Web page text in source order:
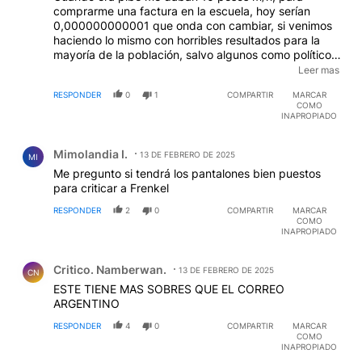
comprarme una factura en la escuela, hoy serían
0,000000000001 que onda con cambiar, si venimos
haciendo lo mismo con horribles resultados para la
mayoría de la población, salvo algunos como políticos,
"empresarios cazadores en el zoologico", econo.....y
dando pronósticos que vienen de la mentira y/o
Leer mas
RESPONDER 0 1 COMPARTIR
MARCAR
COMO
INAPROPIADO
MI Mimolandia I. 13 DE FEBRERO DE 2025
Me pregunto si tendrá los pantalones bien puestos
para criticar a Frenkel
RESPONDER 2 0 COMPARTIR
MARCAR
COMO
INAPROPIADO
CN Critico. Namberwan. 13 DE FEBRERO DE 2025
ESTE TIENE MAS SOBRES QUE EL CORREO
ARGENTINO
RESPONDER 4 0 COMPARTIR
MARCAR
COMO
INAPROPIADO